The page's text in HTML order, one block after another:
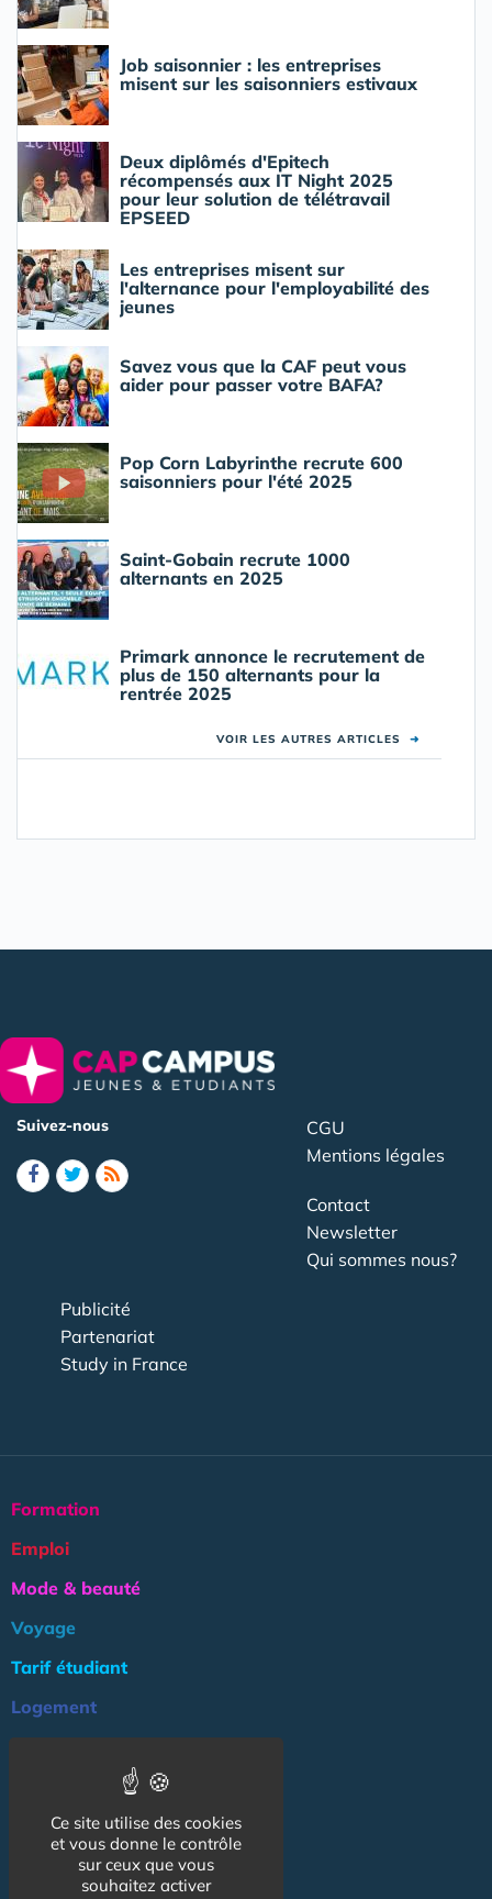
Job saisonnier : les entreprises
misent sur les saisonniers estivaux
Deux diplômés d'Epitech
récompensés aux IT Night 2025
pour leur solution de télétravail
EPSEED
Les entreprises misent sur
l'alternance pour l'employabilité des
jeunes
Savez vous que la CAF peut vous
aider pour passer votre BAFA?
Pop Corn Labyrinthe recrute 600
saisonniers pour l'été 2025
Saint-Gobain recrute 1000
alternants en 2025
Primark annonce le recrutement de
plus de 150 alternants pour la
rentrée 2025
VOIR LES AUTRES ARTICLES ➜
Suivez-nous
CGU
Mentions légales
Contact
Newsletter
Qui sommes nous?
Publicité
Partenariat
Study in France
Formation
Emploi
Mode & beauté
Voyage
Tarif étudiant
Logement
Association
NOS AUTRES SITES :
Ce site utilise des cookies
et vous donne le contrôle
sur ceux que vous
souhaitez activer